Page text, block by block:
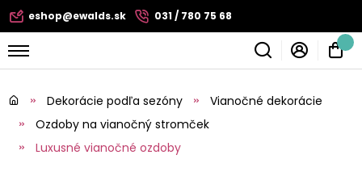
eshop@ewalds.sk 031 / 780 75 68
Dekorácie podľa sezóny
Vianočné dekorácie
Ozdoby na vianočný stromček
Luxusné vianočné ozdoby